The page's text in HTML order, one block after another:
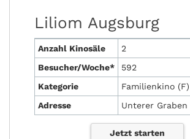
Liliom Augsburg
Anzahl Kinosäle
2
Besucher/Woche*
592
Kategorie
Familienkino (F)
Adresse
Unterer Graben
Jetzt starten